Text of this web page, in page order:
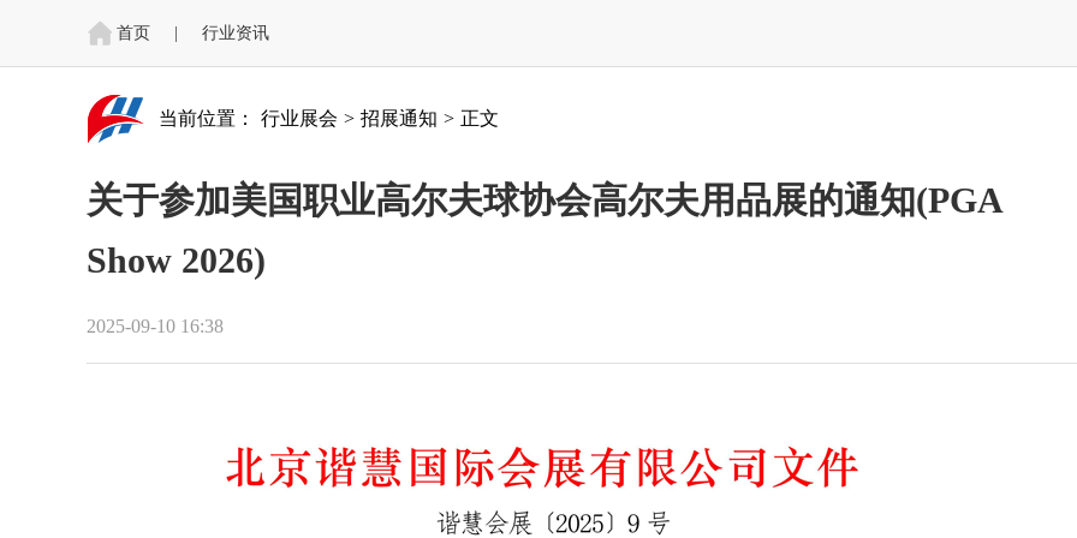
首页 行业资讯
当前位置： 行业展会 > 招展通知 > 正文
关于参加美国职业高尔夫球协会高尔夫用品展的通知(PGA
Show 2026)
2025-09-10 16:38